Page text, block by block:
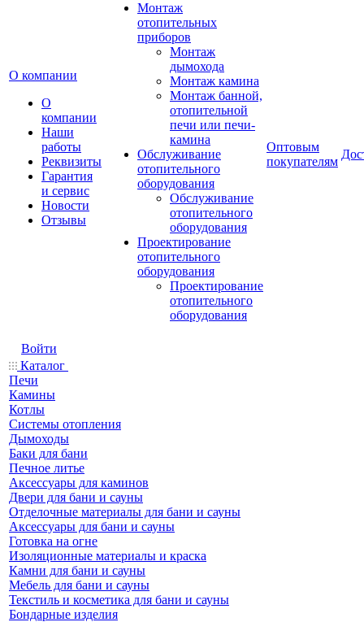
О компании
О
компании
Наши
работы
Реквизиты
Гарантия
и сервис
Новости
Отзывы
Монтаж
отопительных
приборов
Монтаж
дымохода
Монтаж камина
Монтаж банной,
отопительной
печи или печи-
камина
Обслуживание
отопительного
оборудования
Обслуживание
отопительного
оборудования
Проектирование
отопительного
оборудования
Проектирование
отопительного
оборудования
Оптовым
покупателям
Войти
Каталог
Печи
Камины
Котлы
Системы отопления
Дымоходы
Баки для бани
Печное литье
Аксессуары для каминов
Двери для бани и сауны
Отделочные материалы для бани и сауны
Аксессуары для бани и сауны
Готовка на огне
Изоляционные материалы и краска
Камни для бани и сауны
Мебель для бани и сауны
Текстиль и косметика для бани и сауны
Бондарные изделия